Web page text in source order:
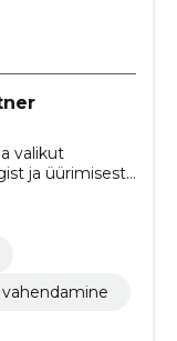
valikut
ja üürimisest
ehituse,